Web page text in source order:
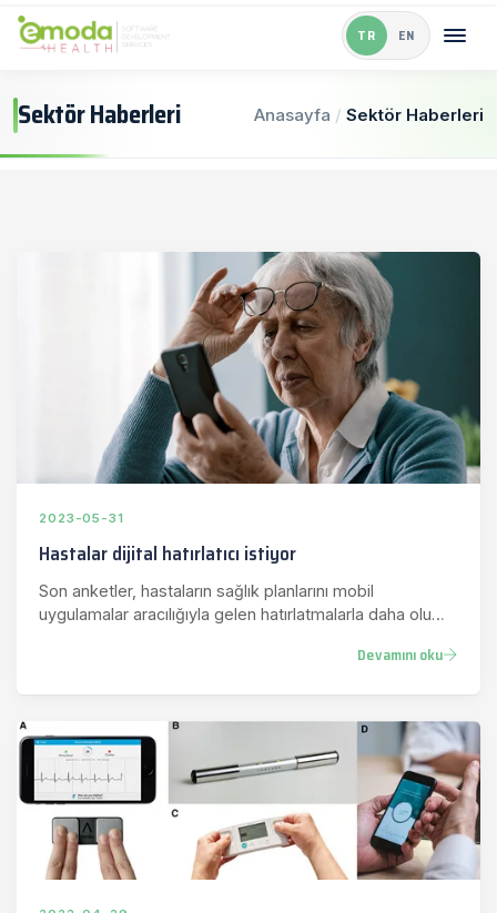
TR EN
Sektör Haberleri Anasayfa / Sektör Haberleri
2023-05-31
Hastalar dijital hatırlatıcı istiyor
Son anketler, hastaların sağlık planlarını mobil
uygulamalar aracılığıyla gelen hatırlatmalarla daha olumlu
Devamını oku